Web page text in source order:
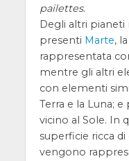
pailettes.
Degli altri
presenti Marte,
rappresentata
mentre gli altri
con elementi
Terra e la Luna; e
vicino al Sole. In
superficie ricca
vengono